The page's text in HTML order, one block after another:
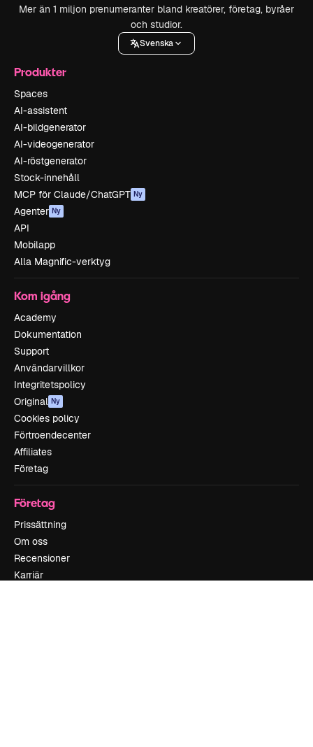
Mer än 1 miljon prenumeranter bland kreatörer, företag, byråer
och studior.
Svenska
Produkter
Spaces
AI-assistent
AI-bildgenerator
AI-videogenerator
AI-röstgenerator
Stock-innehåll
MCP för Claude/ChatGPT Ny
Agenter Ny
API
Mobilapp
Alla Magnific-verktyg
Kom igång
Academy
Dokumentation
Support
Användarvillkor
Integritetspolicy
Original Ny
Cookies policy
Förtroendecenter
Affiliates
Företag
Företag
Prissättning
Om oss
Recensioner
Karriär